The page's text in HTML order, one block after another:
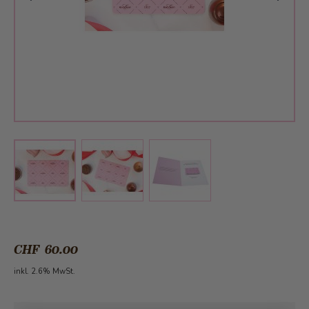
View larger imageView larger image
CHF 60.00
inkl. 2.6% MwSt.